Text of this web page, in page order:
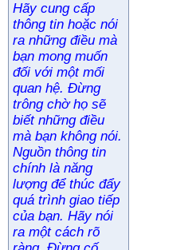
Hãy cung cấp
thông tin hoặc nói
ra những điều mà
bạn mong muốn
đối với một mối
quan hệ. Đừng
trông chờ họ sẽ
biết những điều
mà bạn không nói.
Nguồn thông tin
chính là năng
lượng để thúc đẩy
quá trình giao tiếp
của bạn. Hãy nói
ra một cách rõ